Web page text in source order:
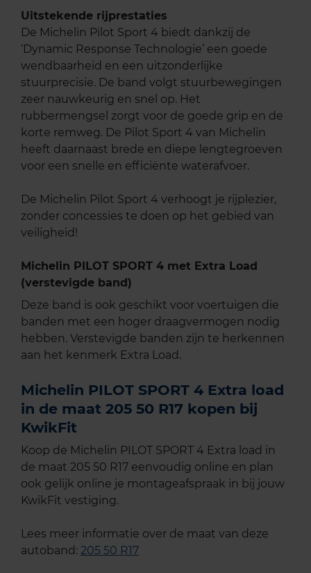
Uitstekende rijprestaties
De Michelin Pilot Sport 4 biedt dankzij de
‘Dynamic Response Technologie’ een goede
wendbaarheid en een uitzonderlijke
stuurprecisie. De band volgt stuurbewegingen
zeer nauwkeurig en snel op. Het
rubbermengsel zorgt voor de goede grip en de
korte remweg. De Pilot Sport 4 van Michelin
heeft daarnaast brede en diepe lengtegroeven
voor een snelle en efficiënte waterafvoer.
De Michelin Pilot Sport 4 verhoogt je rijplezier,
zonder concessies te doen op het gebied van
veiligheid!
Michelin PILOT SPORT 4 met Extra Load
(verstevigde band)
Deze band is ook geschikt voor voertuigen die
banden met een hoger draagvermogen nodig
hebben. Verstevigde banden zijn te herkennen
aan het kenmerk Extra Load.
Michelin PILOT SPORT 4 Extra load
in de maat 205 50 R17 kopen bij
KwikFit
Koop de Michelin PILOT SPORT 4 Extra load in
de maat 205 50 R17 eenvoudig online en plan
ook gelijk online je montageafspraak in bij jouw
KwikFit vestiging.
Lees meer informatie over de maat van deze
autoband: 205 50 R17